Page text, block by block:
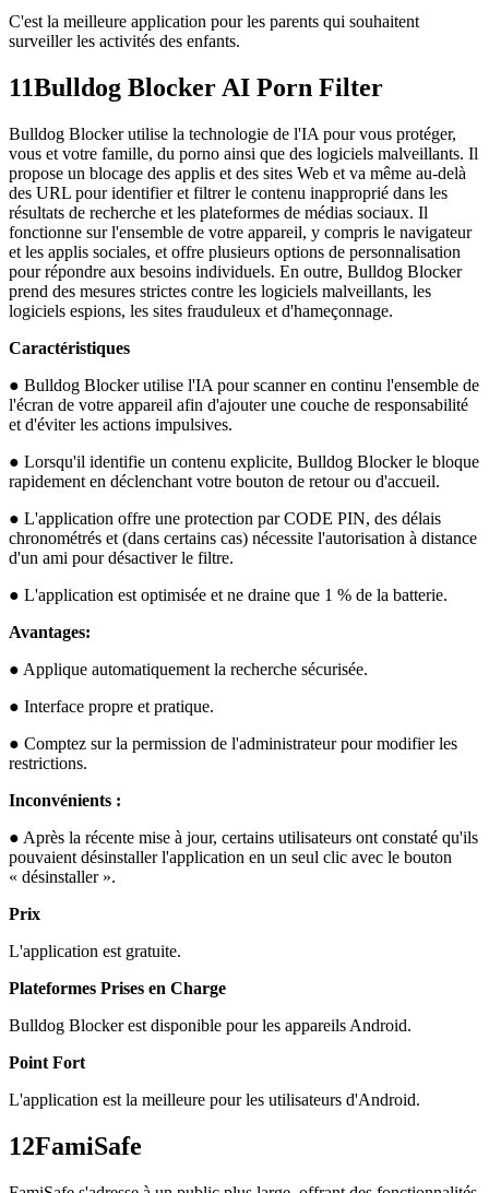
C'est la meilleure application pour les parents qui souhaitent
surveiller les activités des enfants.
11Bulldog Blocker AI Porn Filter
Bulldog Blocker utilise la technologie de l'IA pour vous protéger,
vous et votre famille, du porno ainsi que des logiciels malveillants. Il
propose un blocage des applis et des sites Web et va même au-delà
des URL pour identifier et filtrer le contenu inapproprié dans les
résultats de recherche et les plateformes de médias sociaux. Il
fonctionne sur l'ensemble de votre appareil, y compris le navigateur
et les applis sociales, et offre plusieurs options de personnalisation
pour répondre aux besoins individuels. En outre, Bulldog Blocker
prend des mesures strictes contre les logiciels malveillants, les
logiciels espions, les sites frauduleux et d'hameçonnage.
Caractéristiques
● Bulldog Blocker utilise l'IA pour scanner en continu l'ensemble de
l'écran de votre appareil afin d'ajouter une couche de responsabilité
et d'éviter les actions impulsives.
● Lorsqu'il identifie un contenu explicite, Bulldog Blocker le bloque
rapidement en déclenchant votre bouton de retour ou d'accueil.
● L'application offre une protection par CODE PIN, des délais
chronométrés et (dans certains cas) nécessite l'autorisation à distance
d'un ami pour désactiver le filtre.
● L'application est optimisée et ne draine que 1 % de la batterie.
Avantages:
● Applique automatiquement la recherche sécurisée.
● Interface propre et pratique.
● Comptez sur la permission de l'administrateur pour modifier les
restrictions.
Inconvénients :
● Après la récente mise à jour, certains utilisateurs ont constaté qu'ils
pouvaient désinstaller l'application en un seul clic avec le bouton
« désinstaller ».
Prix
L'application est gratuite.
Plateformes Prises en Charge
Bulldog Blocker est disponible pour les appareils Android.
Point Fort
L'application est la meilleure pour les utilisateurs d'Android.
12FamiSafe